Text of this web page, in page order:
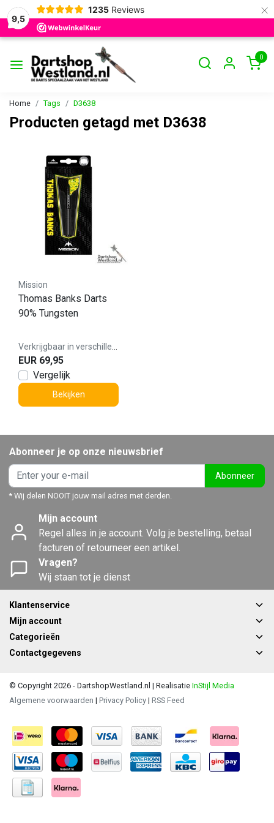
9,5
1235 Reviews ×
0
Home Tags D3638
Producten getagd met D3638
Mission
Thomas Banks Darts
90% Tungsten
EUR 69,95
Vergelijk
Bekijken
Abonneer je op onze nieuwsbrief
Abonneer
* Wij delen NOOIT jouw mail adres met derden.
Mijn account
Regel alles in je account. Volg je bestelling, betaal
facturen of retourneer een artikel.
Vragen?
Wij staan tot je dienst
Klantenservice
Mijn account
Categorieën
Contactgegevens
© Copyright 2026 - DartshopWestland.nl | Realisatie InStijl Media
Algemene voorwaarden | Privacy Policy | RSS Feed